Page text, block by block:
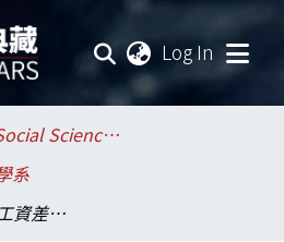
Log In
College of Social Sciences / 社會科學院
系
臺灣地區國中男女工資差異:人力資本理論探討